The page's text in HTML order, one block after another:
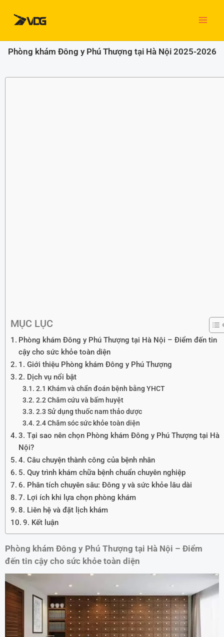
dung
Phòng khám Đông y Phú Thượng tại Hà Nội 2025-2026
MỤC LỤC
Phòng khám Đông y Phú Thượng tại Hà Nội – Điểm đến tin
cậy cho sức khỏe toàn diện
1. Giới thiệu Phòng khám Đông y Phú Thượng
2. Dịch vụ nổi bật
2.1 Khám và chẩn đoán bệnh bằng YHCT
2.2 Châm cứu và bấm huyệt
2.3 Sử dụng thuốc nam thảo dược
2.4 Chăm sóc sức khỏe toàn diện
3. Tại sao nên chọn Phòng khám Đông y Phú Thượng tại Hà
Nội?
4. Câu chuyện thành công của bệnh nhân
5. Quy trình khám chữa bệnh chuẩn chuyên nghiệp
6. Phân tích chuyên sâu: Đông y và sức khỏe lâu dài
7. Lợi ích khi lựa chọn phòng khám
8. Liên hệ và đặt lịch khám
9. Kết luận
Phòng khám Đông y Phú Thượng tại Hà Nội – Điểm
đến tin cậy cho sức khỏe toàn diện